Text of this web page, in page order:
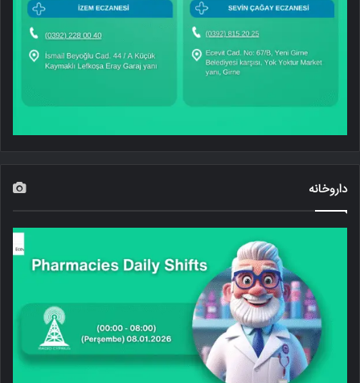
داروخانه